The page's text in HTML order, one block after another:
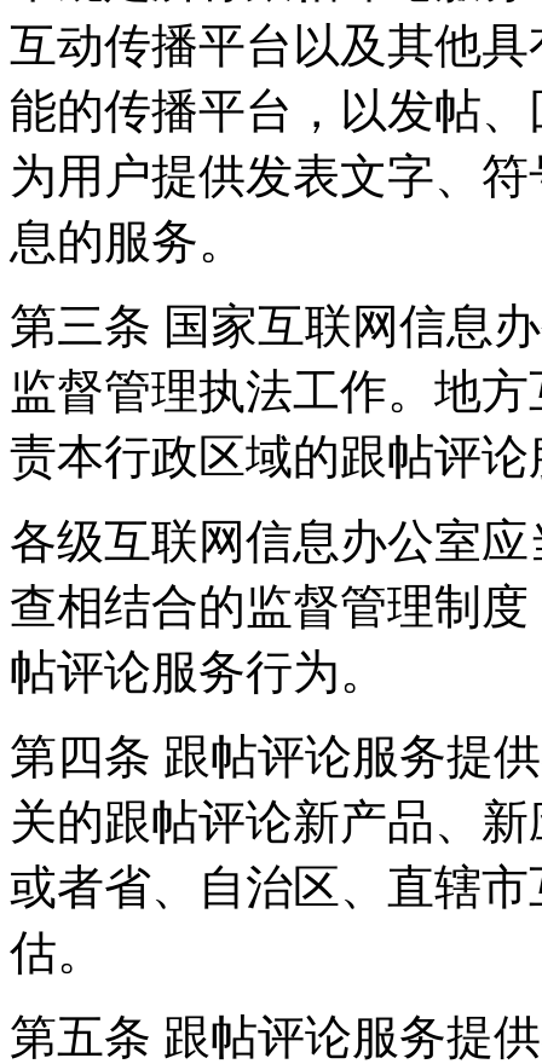
互动传播平台以及其他
能的传播平台，以发帖
为用户提供发表文字、
息的服务。
第三条 国家互联网信息
监督管理执法工作。地
责本行政区域的跟帖评
各级互联网信息办公室
查相结合的监督管理制
帖评论服务行为。
第四条 跟帖评论服务提
关的跟帖评论新产品、
或者省、自治区、直辖
估。
第五条 跟帖评论服务提